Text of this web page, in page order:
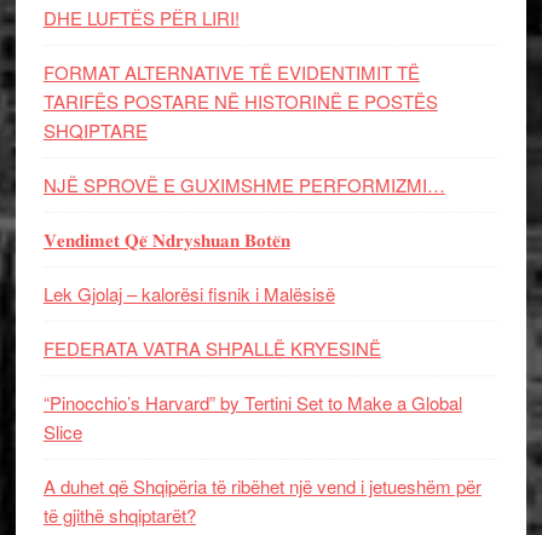
DHE LUFTЁS PЁR LIRI!
FORMAT ALTERNATIVE TË EVIDENTIMIT TË
TARIFËS POSTARE NË HISTORINË E POSTËS
SHQIPTARE
NJË SPROVË E GUXIMSHME PERFORMIZMI…
𝐕𝐞𝐧𝐝𝐢𝐦𝐞𝐭 𝐐𝐞̈ 𝐍𝐝𝐫𝐲𝐬𝐡𝐮𝐚𝐧 𝐁𝐨𝐭𝐞̈𝐧
Lek Gjolaj – kalorësi fisnik i Malësisë
FEDERATA VATRA SHPALLË KRYESINË
“Pinocchio’s Harvard” by Tertini Set to Make a Global
Slice
A duhet që Shqipëria të ribëhet një vend i jetueshëm për
të gjithë shqiptarët?